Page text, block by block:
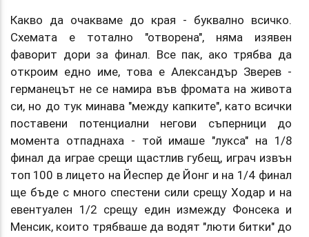
Какво да очакваме до края - буквално всичко.
Схемата е тотално "отворена", няма изявен
фаворит дори за финал. Все пак, ако трябва да
откроим едно име, това е Александър Зверев -
германецът не се намира във фромата на живота
си, но до тук минава "между капките", като всички
поставени потенциални негови съперници до
момента отпаднаха - той имаше "лукса" на 1/8
финал да играе срещи щастлив губещ, играч извън
топ 100 в лицето на Йеспер де Йонг и на 1/4 финал
ще бъде с много спестени сили срещу Ходар и на
евентуален 1/2 срещу един измежду Фонсека и
Менсик, които трябваше да водят "люти битки" до